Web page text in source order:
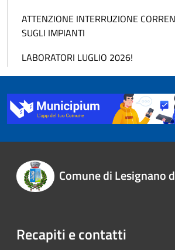
ATTENZIONE INTERRUZIONE
SUGLI IMPIANTI
LABORATORI LUGLIO 2026!
Comune di Lesignano
Recapiti e contatti